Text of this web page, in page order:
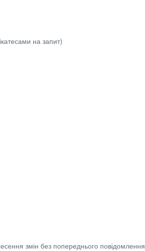
на запит)
змін без попереднього повідомлення